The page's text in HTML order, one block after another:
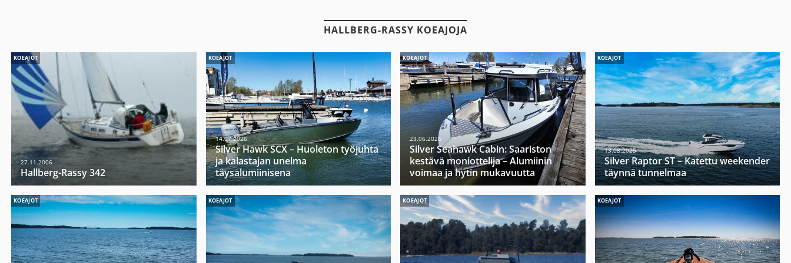
HALLBERG-RASSY KOEAJOJA
KOEAJOT
27.11.2006
Hallberg-Rassy 342
KOEAJOT
14.07.2026
Silver Hawk SCX – Huoleton työjuhta
ja kalastajan unelma
täysalumiinisena
KOEAJOT
23.06.2026
Silver Seahawk Cabin: Saariston
kestävä moniottelija – Alumiinin
voimaa ja hytin mukavuutta
KOEAJOT
13.08.2025
Silver Raptor ST – Katettu weekender
täynnä tunnelmaa
KOEAJOT KOEAJOT KOEAJOT KOEAJOT